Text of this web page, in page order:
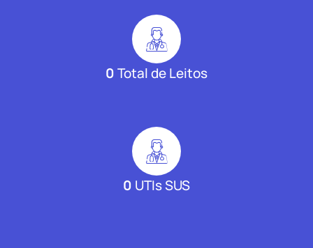
0Total de Leitos
0 UTIs SUS